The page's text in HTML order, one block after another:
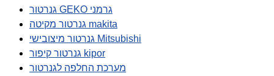
גנרטור GEKO גרמני
גנרטור מקיטה makita
גנרטור מיצובישי Mitsubishi
גנרטור קיפור kipor
מערכת החלפה לגנרטור